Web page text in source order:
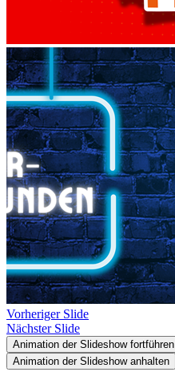
Vorheriger Slide
Nächster Slide
Animation der Slideshow fortführen
Animation der Slideshow anhalten